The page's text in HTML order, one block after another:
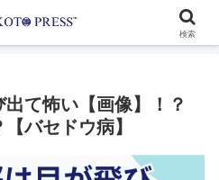
て怖い【画像】！？
バセドウ病】
検索